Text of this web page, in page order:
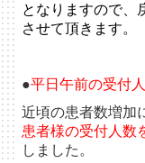
となりますので、
させて頂きます。
●平日午前の受付
近頃の患者数増加
患者様の受付人数
しました。